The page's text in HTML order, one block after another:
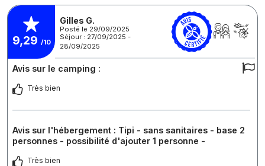
9,29 /10
Gilles G.
Posté le 29/09/2025
Séjour : 27/09/2025 -
28/09/2025
Avis sur le camping :
Très bien
Avis sur l'hébergement : Tipi - sans sanitaires - base 2
personnes - possibilité d'ajouter 1 personne -
Très bien